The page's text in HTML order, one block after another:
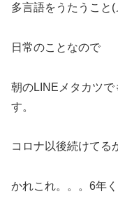
多言語をうたうこと
日常のことなので
朝のLINEメタカツで
す。
コロナ以後続けてる
かれこれ。。。6年